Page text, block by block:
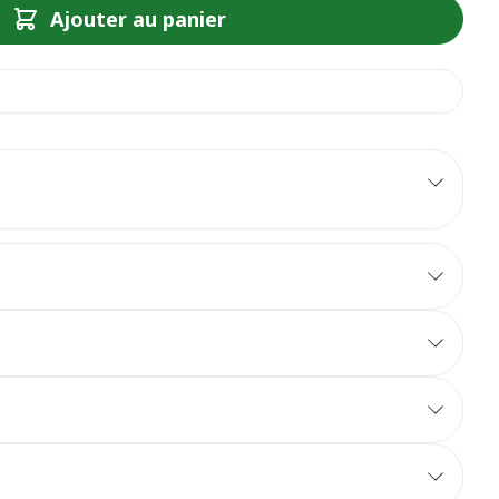
Ajouter au panier